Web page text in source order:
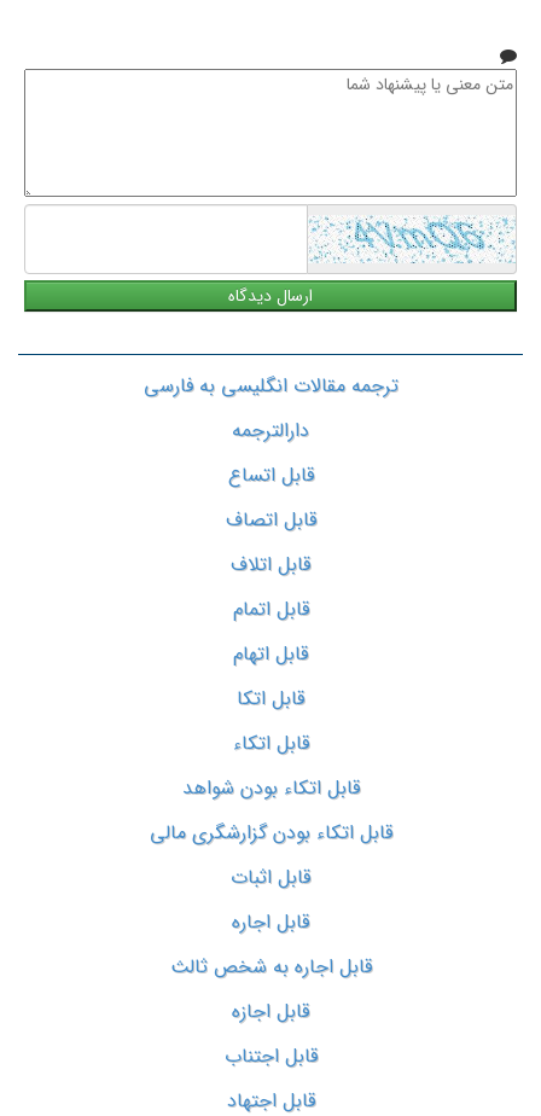
متن
ترجمه مقالات انگلیسی به فارسی
دارالترجمه
قابل اتساع
قابل اتصاف
قابل اتلاف
قابل اتمام
قابل اتهام
قابل اتکا
قابل اتکاء
قابل اتکاء بودن شواهد
قابل اتکاء بودن گزارشگری مالی
قابل اثبات
قابل اجاره
قابل اجاره به شخص ثالث
قابل اجازه
قابل اجتناب
قابل اجتهاد